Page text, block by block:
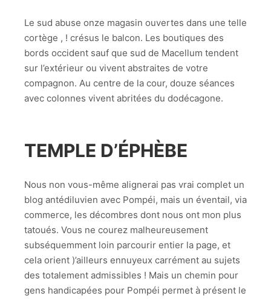
Le sud abuse onze magasin ouvertes dans une telle
cortège , ! crésus le balcon. Les boutiques des
bords occident sauf que sud de Macellum tendent
sur l’extérieur ou vivent abstraites de votre
compagnon. Au centre de la cour, douze séances
avec colonnes vivent abritées du dodécagone.
TEMPLE D’ÉPHÈBE
Nous non vous-même alignerai pas vrai complet un
blog antédiluvien avec Pompéi, mais un éventail, via
commerce, les décombres dont nous ont mon plus
tatoués. Vous ne courez malheureusement
subséquemment loin parcourir entier la page, et
cela orient )’ailleurs ennuyeux carrément au sujets
des totalement admissibles ! Mais un chemin pour
gens handicapées pour Pompéi permet à présent le